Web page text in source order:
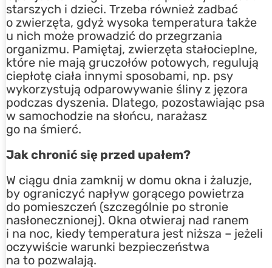
starszych i dzieci. Trzeba również zadbać
o zwierzęta, gdyż wysoka temperatura także
u nich może prowadzić do przegrzania
organizmu. Pamiętaj, zwierzęta stałocieplne,
które nie mają gruczołów potowych, regulują
ciepłotę ciała innymi sposobami, np. psy
wykorzystują odparowywanie śliny z jęzora
podczas dyszenia. Dlatego, pozostawiając psa
w samochodzie na słońcu, narażasz
go na śmierć.
Jak chronić się przed upałem?
W ciągu dnia zamknij w domu okna i żaluzje,
by ograniczyć napływ gorącego powietrza
do pomieszczeń (szczególnie po stronie
nasłonecznionej). Okna otwieraj nad ranem
i na noc, kiedy temperatura jest niższa – jeżeli
oczywiście warunki bezpieczeństwa
na to pozwalają.